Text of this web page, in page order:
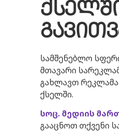
სამშენებლო
მთავარი
გახლავთ
ქსელში.
სოც. მედიის
გააცნოთ თქვენი